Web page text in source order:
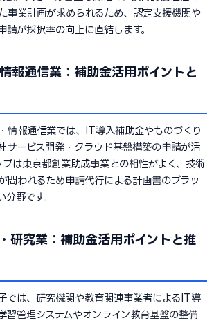
事業計画が求められるため、認定支援機関や
請が採択率の向上に直結します。
報通信業：補助金活用ポイントと
情報通信業では、IT導入補助金やものづくり
サービス開発・クラウド基盤構築の申請が活
プは東京都創業助成事業との相性がよく、技術
問われるため申請代行による計画書のブラッ
野です。
研究業：補助金活用ポイントと推
では、研究機関や教育関連事業者によるIT導
習管理システムやオンライン教育基盤の整備